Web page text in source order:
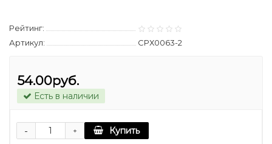
Рейтинг:
Артикул:
СРХ0063-2
54.00руб.
Есть в наличии
+
- Купить